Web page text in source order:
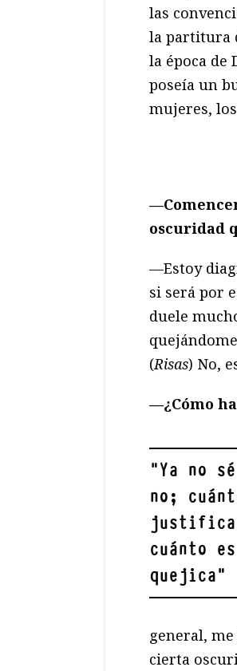
las
la partitura
la época de
poseía un
mujeres,
oscuridad
—Estoy
si será por
duele
(Risas) No,
—¿Cómo
"Ya no
no;
cuánto
quejica"
general,
cierta